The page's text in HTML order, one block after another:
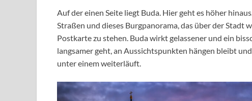
Auf der einen Seite liegt Buda. Hier geht es höher
Straßen und dieses Burgpanorama, das über der Stadt
Postkarte zu stehen. Buda wirkt gelassener und ein
langsamer geht, an Aussichtspunkten hängen bleibt
unter einem weiterläuft.